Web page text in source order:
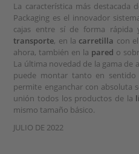
La característica más destacada
Packaging es el innovador
cajas entre sí de forma rápida
transporte, en la carretilla con
ahora, también en la pared o
La última novedad de la gama de
puede montar tanto en
permite enganchar con absoluta
unión todos los productos de la
mismo tamaño básico.
JULIO DE 2022